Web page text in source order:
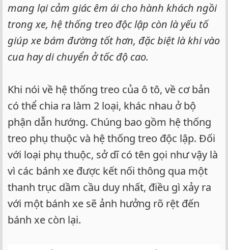
mang lại cảm giác êm ái cho hành khách ngồi
trong xe, hệ thống treo độc lập còn là yếu tố
giúp xe bám đường tốt hơn, đặc biệt là khi vào
cua hay di chuyển ở tốc độ cao.
Khi nói về hệ thống treo của ô tô, về cơ bản
có thể chia ra làm 2 loại, khác nhau ở bộ
phận dẫn hướng. Chúng bao gồm hệ thống
treo phụ thuộc và hệ thống treo độc lập. Đối
với loại phụ thuộc, sở dĩ có tên gọi như vậy là
vì các bánh xe được kết nối thông qua một
thanh trục dầm cầu duy nhất, điều gì xảy ra
với một bánh xe sẽ ảnh hưởng rõ rệt đến
bánh xe còn lại.